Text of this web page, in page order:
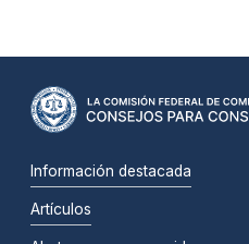
Información destacada
Artículos